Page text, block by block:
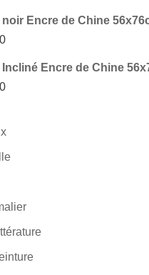
Encre de Chine
Encre de Chine